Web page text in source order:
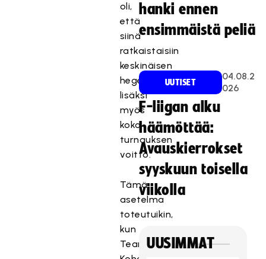
oli,
että
siinä
ratkaistaisiin
keskinäisen
hegemonian
lisäksi
myös
koko
turnauksen
voitto.
Tämä
asetelma
toteutuikin,
kun
Team
hanki ennen
ensimmäistä peliä
UUTISET
04.08.2
026
F-liigan alku
häämöttää:
Avauskierrokset
syyskuun toisella
viikolla
UUSIMMAT